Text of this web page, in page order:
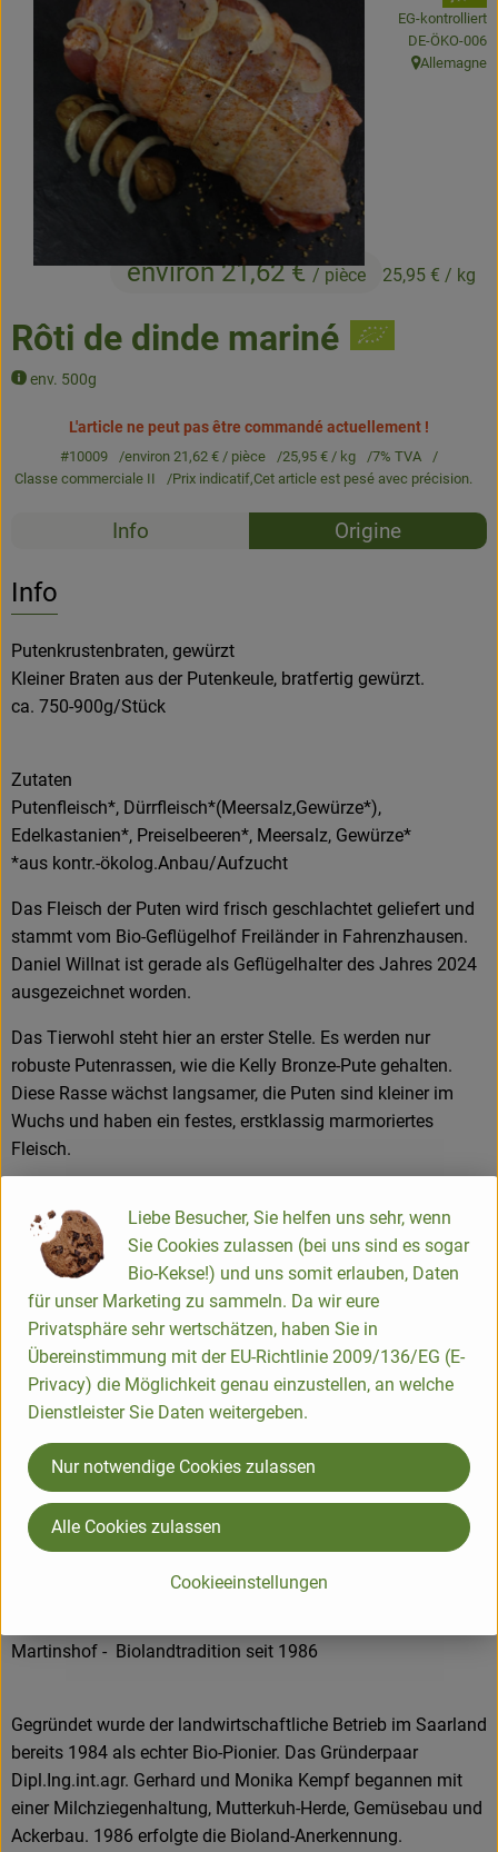
Produits de boulangerie
Produits naturels
Boissons
Bons d'achat & idées cadeaux
Livraison
Rôti de dinde mariné
env. 500g
environ 21,62 €/ pièce 25,95 € / kg
EG-kontrolliert
, Autorité de
DE-ÖKO-006
, Origine:
Allemagne
L'article ne peut pas être commandé actuellement !
#10009 environ 21,62 € / pièce 25,95 € / kg
7% TVA
Classe commerciale II
Prix indicatif,Cet article est pesé avec précision.
Recettes
Info Origine
Info
Putenkrustenbraten, gewürzt
Kleiner Braten aus der Putenkeule, bratfertig gewürzt.
ca. 750-900g/Stück
Zutaten
Putenfleisch*, Dürrfleisch*(Meersalz,Gewürze*),
Edelkastanien*, Preiselbeeren*, Meersalz, Gewürze*
*aus kontr.-ökolog.Anbau/Aufzucht
Das Fleisch der Puten wird frisch geschlachtet geliefert und
stammt vom Bio-Geflügelhof Freiländer in Fahrenzhausen.
Daniel Willnat ist gerade als Geflügelhalter des Jahres 2024
ausgezeichnet worden.
Das Tierwohl steht hier an erster Stelle. Es werden nur
robuste Putenrassen, wie die Kelly Bronze-Pute gehalten.
Diese Rasse wächst langsamer, die Puten sind kleiner im
Wuchs und haben ein festes, erstklassig marmoriertes
Fleisch.
Rolle. Eine zufriedene Herde erreicht man durch viel
Bewegung und Auslauf im Freien, viel Tageslicht und frische
Sie werden den Unterschied schmecken!
Informations sur les produits
Origine
Hersteller: Martinshof
Martinshof - Biolandtradition seit 1986
Gegründet wurde der landwirtschaftliche Betrieb im Saarland
bereits 1984 als echter Bio-Pionier. Das Gründerpaar
Dipl.Ing.int.agr. Gerhard und Monika Kempf begannen mit
einer Milchziegenhaltung, Mutterkuh-Herde, Gemüsebau und
Ackerbau. 1986 erfolgte die Bioland-Anerkennung.
Liebe Besucher, Sie helfen uns sehr, wenn
Sie Cookies zulassen (bei uns sind es sogar
Bio-Kekse!) und uns somit erlauben, Daten
für unser Marketing zu sammeln. Da wir eure
Privatsphäre sehr wertschätzen, haben Sie in
Übereinstimmung mit der EU-Richtlinie 2009/136/EG (E-
Privacy) die Möglichkeit genau einzustellen, an welche
Dienstleister Sie Daten weitergeben.
Cookieeinstellungen
Nur notwendige Cookies zulassen
Alle Cookies zulassen